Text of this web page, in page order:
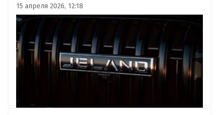
продаж и сервисного обслуживания автомобилей
Jeland появятся по всей территории России — от
Калининграда до Владивостока…
15 апреля 2026, 12:18